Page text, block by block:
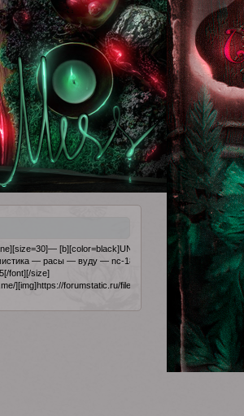
[b][color=black]UNHOLY [/
— расы — вуду — nc-18
font][/size]
][img]https://forumstatic.ru/files/0012/96/45/36643.png[/